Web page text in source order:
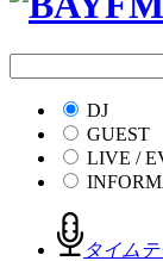
DJ
GUEST
LIVE /
タイム